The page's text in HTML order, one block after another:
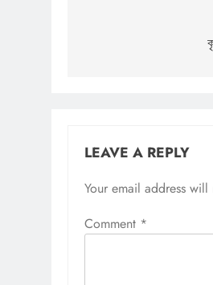
LEAVE A REPLY
Your email address
Comment *